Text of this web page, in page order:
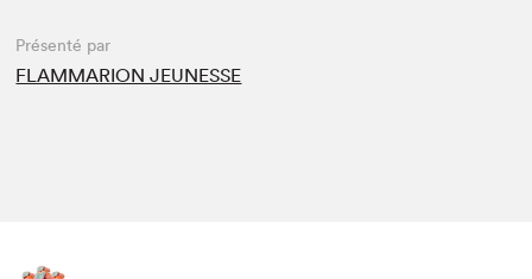
Présenté par
FLAMMARION JEUNESSE